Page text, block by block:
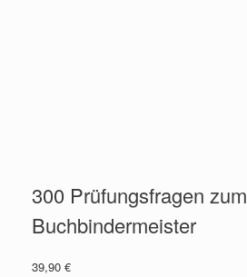
300 Prüfungsfragen zum
Buchbindermeister
39,90 €